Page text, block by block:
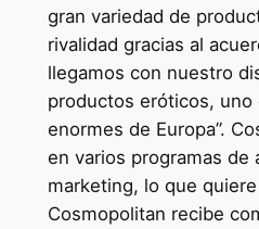
gran variedad de
rivalidad gracias al
llegamos con nuestro
productos eróticos, uno
enormes de Europa”.
en varios programas de
marketing, lo que
Cosmopolitan recibe